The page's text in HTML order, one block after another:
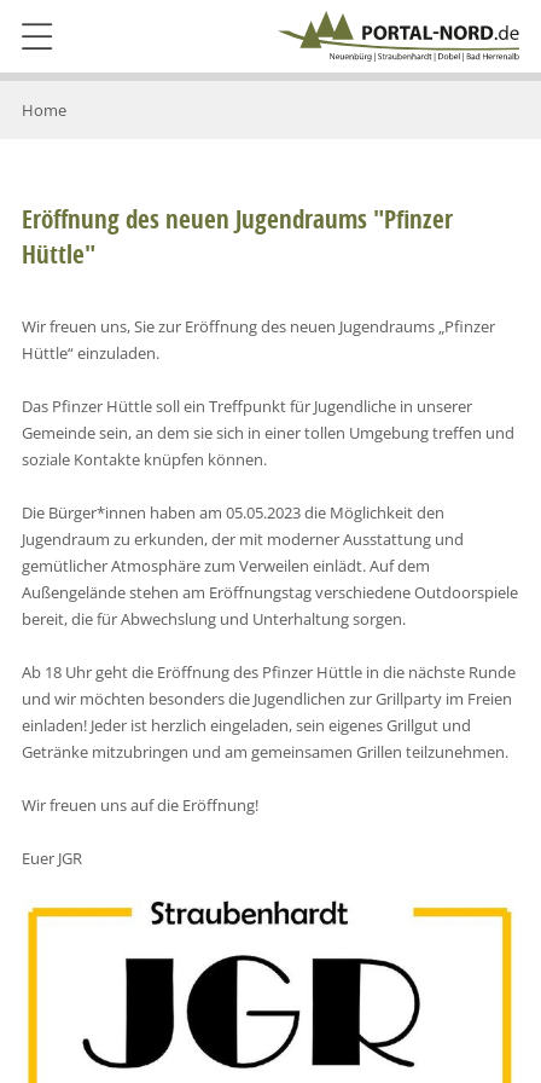
Home
Eröffnung des neuen Jugendraums "Pfinzer
Hüttle"
Wir freuen uns, Sie zur Eröffnung des neuen Jugendraums „Pfinzer
Hüttle“ einzuladen.
Das Pfinzer Hüttle soll ein Treffpunkt für Jugendliche in unserer
Gemeinde sein, an dem sie sich in einer tollen Umgebung treffen und
soziale Kontakte knüpfen können.
Die Bürger*innen haben am 05.05.2023 die Möglichkeit den
Jugendraum zu erkunden, der mit moderner Ausstattung und
gemütlicher Atmosphäre zum Verweilen einlädt. Auf dem
Außengelände stehen am Eröffnungstag verschiedene Outdoorspiele
bereit, die für Abwechslung und Unterhaltung sorgen.
Ab 18 Uhr geht die Eröffnung des Pfinzer Hüttle in die nächste Runde
und wir möchten besonders die Jugendlichen zur Grillparty im Freien
einladen! Jeder ist herzlich eingeladen, sein eigenes Grillgut und
Getränke mitzubringen und am gemeinsamen Grillen teilzunehmen.
Wir freuen uns auf die Eröffnung!
Euer JGR